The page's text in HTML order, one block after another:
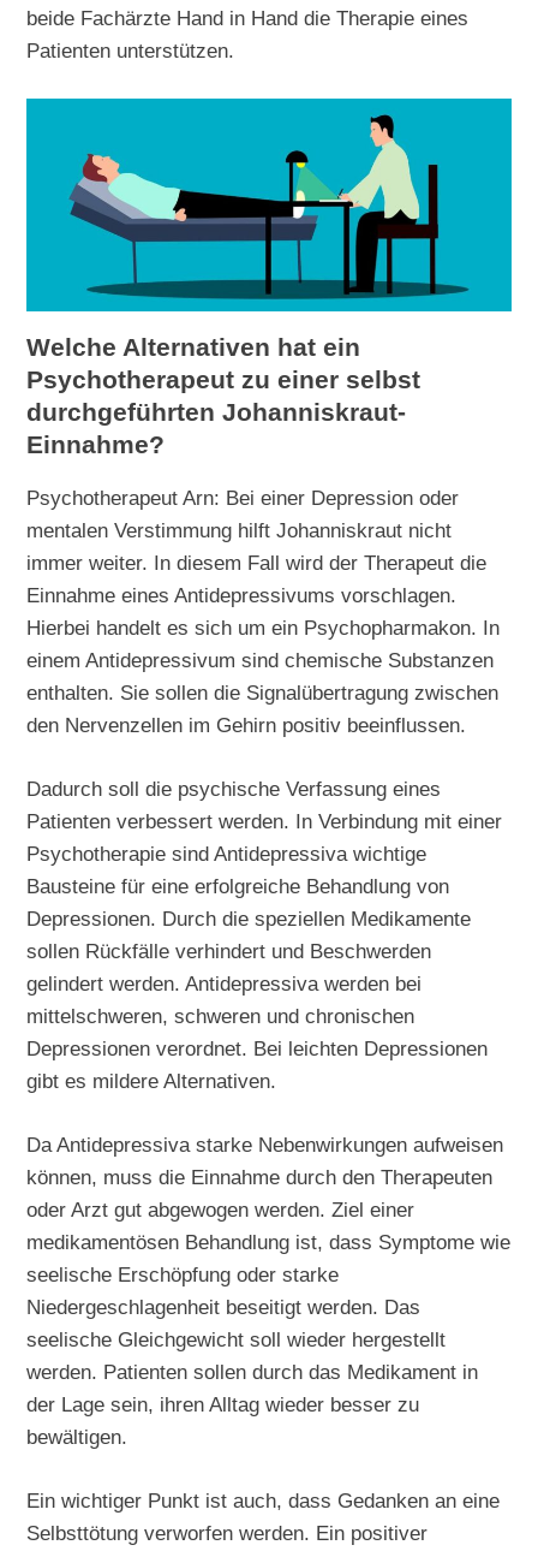
beide Fachärzte Hand in Hand die Therapie eines
Patienten unterstützen.
Welche Alternativen hat ein
Psychotherapeut zu einer selbst
durchgeführten Johanniskraut-
Einnahme?
Psychotherapeut Arn: Bei einer Depression oder
mentalen Verstimmung hilft Johanniskraut nicht
immer weiter. In diesem Fall wird der Therapeut die
Einnahme eines Antidepressivums vorschlagen.
Hierbei handelt es sich um ein Psychopharmakon. In
einem Antidepressivum sind chemische Substanzen
enthalten. Sie sollen die Signalübertragung zwischen
den Nervenzellen im Gehirn positiv beeinflussen.
Dadurch soll die psychische Verfassung eines
Patienten verbessert werden. In Verbindung mit einer
Psychotherapie sind Antidepressiva wichtige
Bausteine für eine erfolgreiche Behandlung von
Depressionen. Durch die speziellen Medikamente
sollen Rückfälle verhindert und Beschwerden
gelindert werden. Antidepressiva werden bei
mittelschweren, schweren und chronischen
Depressionen verordnet. Bei leichten Depressionen
gibt es mildere Alternativen.
Da Antidepressiva starke Nebenwirkungen aufweisen
können, muss die Einnahme durch den Therapeuten
oder Arzt gut abgewogen werden. Ziel einer
medikamentösen Behandlung ist, dass Symptome wie
seelische Erschöpfung oder starke
Niedergeschlagenheit beseitigt werden. Das
seelische Gleichgewicht soll wieder hergestellt
werden. Patienten sollen durch das Medikament in
der Lage sein, ihren Alltag wieder besser zu
bewältigen.
Ein wichtiger Punkt ist auch, dass Gedanken an eine
Selbsttötung verworfen werden. Ein positiver